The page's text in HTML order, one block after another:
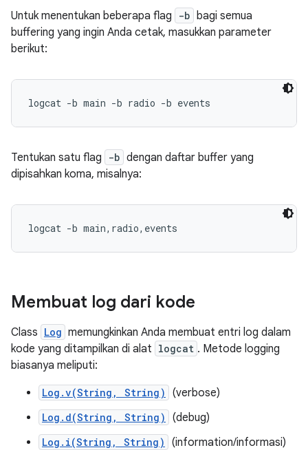
Untuk menentukan beberapa flag -b bagi semua
buffering yang ingin Anda cetak, masukkan parameter
berikut:
Tentukan satu flag -b dengan daftar buffer yang
dipisahkan koma, misalnya:
Membuat log dari kode
Class Log memungkinkan Anda membuat entri log dalam
kode yang ditampilkan di alat logcat . Metode logging
biasanya meliputi:
Log.v(String, String) (verbose)
Log.d(String, String) (debug)
Log.i(String, String) (information/informasi)